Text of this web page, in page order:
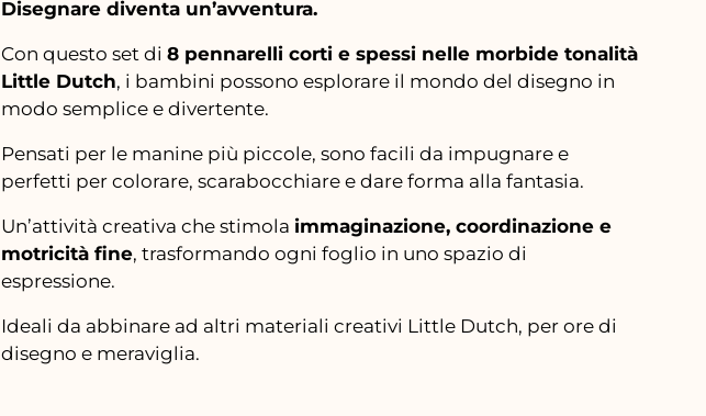
Disegnare diventa un’avventura.
Con questo set di 8 pennarelli corti e spessi nelle morbide tonalità
Little Dutch, i bambini possono esplorare il mondo del disegno in
modo semplice e divertente.
Pensati per le manine più piccole, sono facili da impugnare e
perfetti per colorare, scarabocchiare e dare forma alla fantasia.
Un’attività creativa che stimola immaginazione, coordinazione e
motricità fine, trasformando ogni foglio in uno spazio di
espressione.
Ideali da abbinare ad altri materiali creativi Little Dutch, per ore di
disegno e meraviglia.